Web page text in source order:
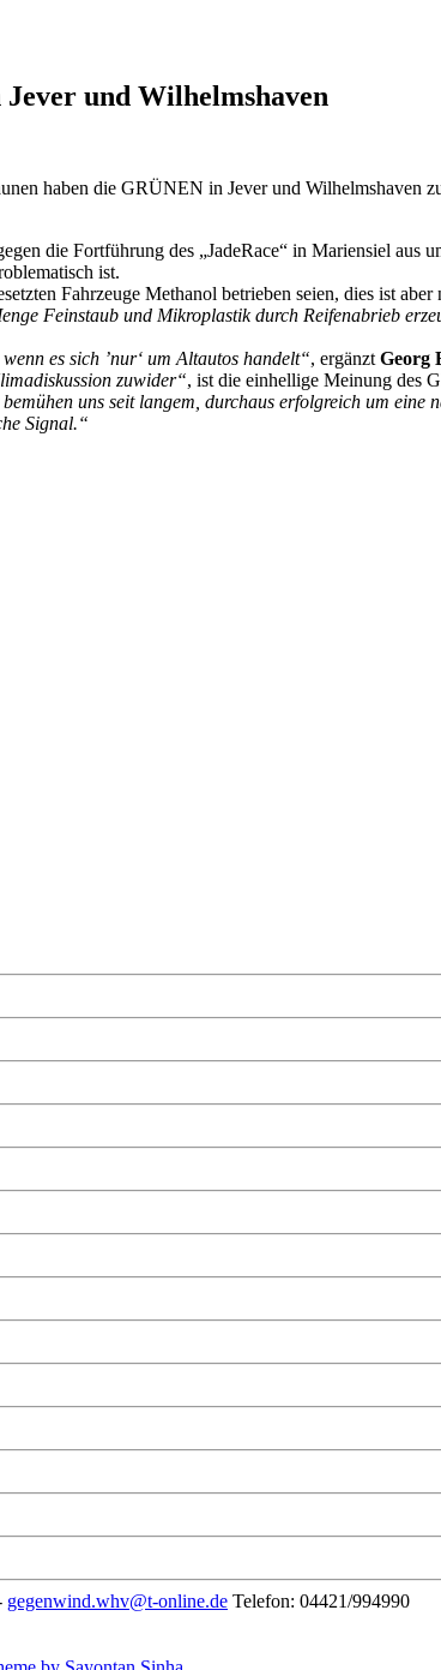
und Wilhelmshaven
haben die GRÜNEN in Jever und Wilhelmshaven
die Fortführung des „JadeRace“ in Mariensiel aus
ist.
Fahrzeuge Methanol betrieben seien, dies ist
Feinstaub und Mikroplastik durch Reifenabrieb
es sich ’nur‘ um Altautos handelt“, ergänzt Georg
zuwider“, ist die einhellige Meinung des
bemühen uns seit langem, durchaus erfolgreich um
Signal.“
gegenwind.whv@t-online.de Telefon: 04421/994990